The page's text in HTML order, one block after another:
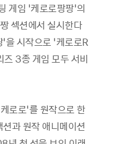
게임 ‘케로로팡팡’의
섹션에서 실시한다
을 시작으로 ‘케로로R
즈 3종 게임 모두 서비
로로’를 원작으로 한
과 원작 애니메이션